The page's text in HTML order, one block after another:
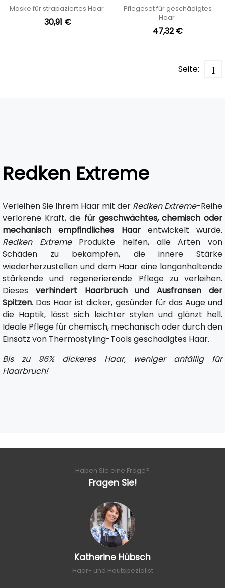
Maske für strapaziertes Haar
30,91 €
Pflegeset für geschädigtes
Haar
47,32 €
Seite: 1
Redken Extreme
Verleihen Sie Ihrem Haar mit der Redken Extreme-Reihe
verlorene Kraft, die für geschwächtes, chemisch oder
mechanisch empfindliches Haarentwickelt wurde.
Redken ExtremeProdukte helfen, alle Arten von
Schäden zu bekämpfen, die innere Stärke
wiederherzustellen und dem Haar eine langanhaltende
stärkende und regenerierende Pflege zu verleihen.
Dieses verhindert Haarbruch und Ausfransen der
Spitzen. Das Haar ist dicker, gesünder für das Auge und
die Haptik, lässt sich leichter stylen und glänzt hell.
Ideale Pflege für chemisch, mechanisch oder durch den
Einsatz von Thermostyling-Tools geschädigtes Haar.
Bis zu 96% dickeres Haar, weniger anfällig für
Haarbruch!
Haben Sie eine Frage?
Fragen Sie!
Katherine Hübsch
Haar- und Hautspezialist